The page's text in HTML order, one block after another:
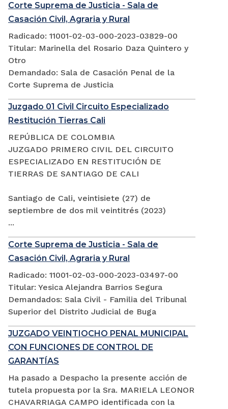
Corte Suprema de Justicia - Sala de
Casación Civil, Agraria y Rural
Radicado: 11001-02-03-000-2023-03829-00
Titular: Marinella del Rosario Daza Quintero y
Otro
Demandado: Sala de Casación Penal de la
Corte Suprema de Justicia
Juzgado 01 Civil Circuito Especializado
Restitución Tierras Cali
REPÚBLICA DE COLOMBIA
JUZGADO PRIMERO CIVIL DEL CIRCUITO
ESPECIALIZADO EN RESTITUCIÓN DE
TIERRAS DE SANTIAGO DE CALI
Santiago de Cali, veintisiete (27) de
septiembre de dos mil veintitrés (2023)
...
Corte Suprema de Justicia - Sala de
Casación Civil, Agraria y Rural
Radicado: 11001-02-03-000-2023-03497-00
Titular: Yesica Alejandra Barrios Segura
Demandados: Sala Civil - Familia del Tribunal
Superior del Distrito Judicial de Buga
JUZGADO VEINTIOCHO PENAL MUNICIPAL
CON FUNCIONES DE CONTROL DE
GARANTÍAS
Ha pasado a Despacho la presente acción de
tutela propuesta por la Sra. MARIELA LEONOR
CHAVARRIAGA CAMPO identificada con la